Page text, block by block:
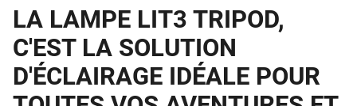
LA LAMPE LIT3 TRIPOD,
C'EST LA SOLUTION
D'ÉCLAIRAGE IDÉALE POUR